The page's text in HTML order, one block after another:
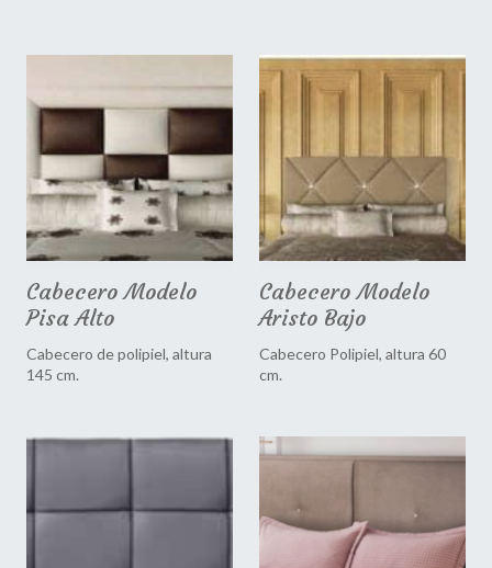
Cabecero Modelo
Pisa Alto
Cabecero de polipiel, altura
145 cm.
Cabecero Modelo
Aristo Bajo
Cabecero Polipiel, altura 60
cm.